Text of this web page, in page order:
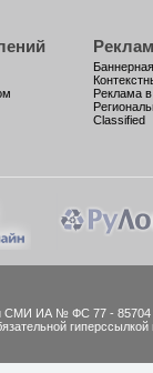
Реклама
Classified
СМИ ИА № ФС 77 - 85704
гиперссылкой